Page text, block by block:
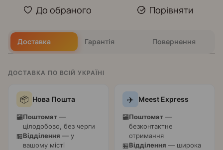
До обраного Порівняти
Доставка Гарантія Повернення
ДОСТАВКА ПО ВСІЙ УКРАЇНІ
📦 Нова Пошта
🏧Поштомат —
цілодобово, без черги
🏪Відділення — у
вашому місті
✈️ Meest Express
🏧Поштомат —
безконтактне
отримання
🏪Відділення — широка